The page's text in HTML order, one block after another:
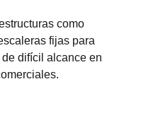
como
fijas para
difícil alcance en